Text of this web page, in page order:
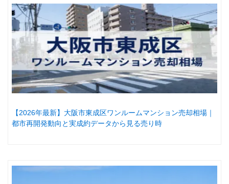
【2026年最新】大阪市東成区ワンルームマンション売却相場｜
都市再開発動向と実成約データから見る売り時